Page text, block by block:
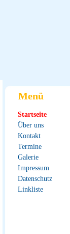
Menü
Startseite
Über uns
Kontakt
Termine
Galerie
Impressum
Datenschutz
Linkliste